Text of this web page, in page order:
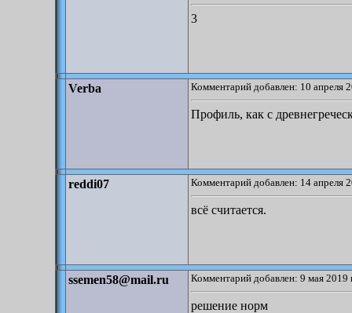
3
Verba Комментарий добавлен: 10 апреля
Профиль, как с
reddi07 Комментарий добавлен: 14 апреля
всё считается.
ssemen58@mail.ru Комментарий добавлен: 9 мая 2019
решение норм